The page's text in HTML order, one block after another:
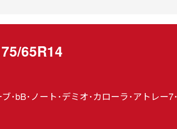
65R14
･bB･ノート･デミオ･カローラ･アトレー7･